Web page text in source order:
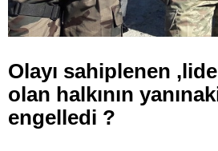
Olayı sahiplenen
olan halkının
engelledi ?